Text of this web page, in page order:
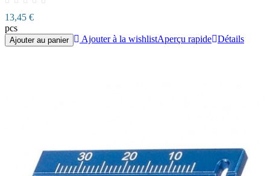
13,45 €
pcs
Ajouter au panier Ajouter à la wishlistAperçu rapide Détails